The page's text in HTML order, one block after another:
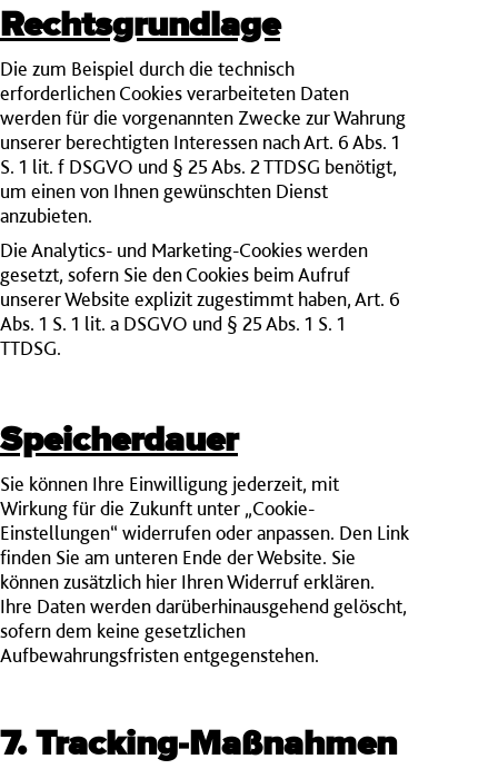
Rechtsgrundlage
Die zum Beispiel durch die technisch
erforderlichen Cookies verarbeiteten Daten
werden für die vorgenannten Zwecke zur Wahrung
unserer berechtigten Interessen nach Art. 6 Abs. 1
S. 1 lit. f DSGVO und § 25 Abs. 2 TTDSG benötigt,
um einen von Ihnen gewünschten Dienst
anzubieten.
Die Analytics- und Marketing-Cookies werden
gesetzt, sofern Sie den Cookies beim Aufruf
unserer Website explizit zugestimmt haben, Art. 6
Abs. 1 S. 1 lit. a DSGVO und § 25 Abs. 1 S. 1
TTDSG.
Speicherdauer
Sie können Ihre Einwilligung jederzeit, mit
Wirkung für die Zukunft unter „Cookie-
Einstellungen“ widerrufen oder anpassen. Den Link
finden Sie am unteren Ende der Website. Sie
können zusätzlich hier Ihren Widerruf erklären.
Ihre Daten werden darüberhinausgehend gelöscht,
sofern dem keine gesetzlichen
Aufbewahrungsfristen entgegenstehen.
7. Tracking-Maßnahmen